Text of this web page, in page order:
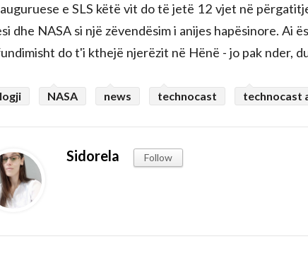
e SLS këtë vit do të jetë 12 vjet në
dhe NASA si një zëvendësim i anijes hapësinore. Ai
do t'i kthejë njerëzit në Hënë - jo pak nder,
NASA news technocast technocast
Sidorela Follow